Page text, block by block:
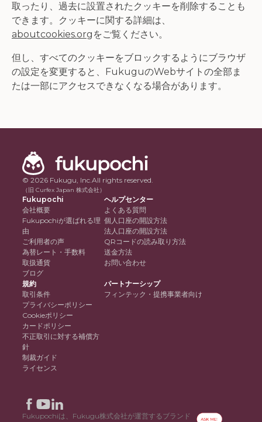
取ったり、過去に設置されたクッキーを削除することも
できます。クッキーに関する詳細は、
aboutcookies.org をご覧ください。
但し、すべてのクッキーをブロックするようにブラウザ
の設定を変更すると、FukuguのWebサイトの全部ま
たは一部にアクセスできなくなる場合があります。
© 2026 Fukugu, Inc.All rights reserved.
（旧 Curfex Japan 株式会社）
Fukupochi
会社概要
Fukupochiが選ばれる理
由
ご利用者の声
為替レート・手数料
取扱通貨
ブログ
ヘルプセンター
よくある質問
個人口座の開設方法
法人口座の開設方法
QRコードの読み取り方法
送金方法
お問い合わせ
規約
取引条件
プライバシーポリシー
Cookieポリシー
カードポリシー
不正取引に対する補償方
針
制裁ガイド
ライセンス
パートナーシップ
フィンテック・提携事業者向け
Fukupochiは、Fukugu株式会社が運営するブランド